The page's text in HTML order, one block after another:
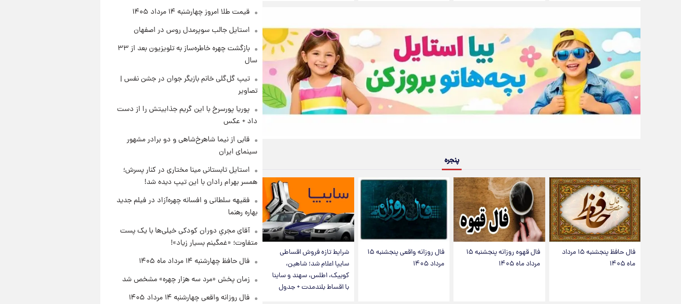
پنجره
فال حافظ پنجشنبه ۱۵ مرداد
ماه ۱۴۰۵
فال قهوه روزانه پنجشنبه ۱۵
مرداد ماه ۱۴۰۵
فال روزانه واقعی پنجشنبه ۱۵
مرداد ۱۴۰۵
شرایط تازه فروش اقساطی
سایپا اعلام شد؛ شاهین،
کوییک، اطلس، سهند و ساینا
با اقساط بلندمدت + جدول
و سکه
قیمت طلا امروز چهارشنبه ۱۴ مرداد ۱۴۰۵
استایل جالب سوپرمدل روس در اصفهان
بازگشت چهره خاطره‌ساز به تلویزیون بعد از ۳۳
سال
تیپ گل‌گلی خانم بازیگر جوان در جشن نفس |
تصاویر
پوریا پورسرخ با این گریم جذابیتش را از دست
داد + عکس
قابی از نیما شاهرخ‌شاهی و دو برادر مشهور
سینمای ایران
استایل تابستانی مینا مختاری در کنار پسرش؛
همسر بهرام رادان با این تیپ دیده شد!
فقیهه سلطانی و افسانه چهره‌آزاد در فیلم جدید
بهاره رهنما
آقای مجریِ دوران کودکی خیلی‌ها با یک پست
متفاوت؛ «غمگینم بسیار زیاد»!
فال حافظ چهارشنبه ۱۴ مرداد ماه ۱۴۰۵
زمان پخش «مرد سه هزار چهره» مشخص شد
فال روزانه واقعی چهارشنبه ۱۴ مرداد ۱۴۰۵